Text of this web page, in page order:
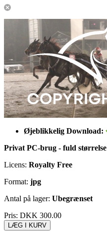
Øjeblikkelig Download:
Privat PC-brug - fuld størrelse
Licens: Royalty Free
Format: jpg
Antal på lager: Ubegrænset
Pris: DKK 300.00